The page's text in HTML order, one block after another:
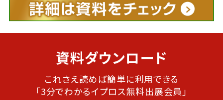
資料ダウンロード
これさえ読めば簡単に利用できる
「3分でわかるイプロス無料出展会員」